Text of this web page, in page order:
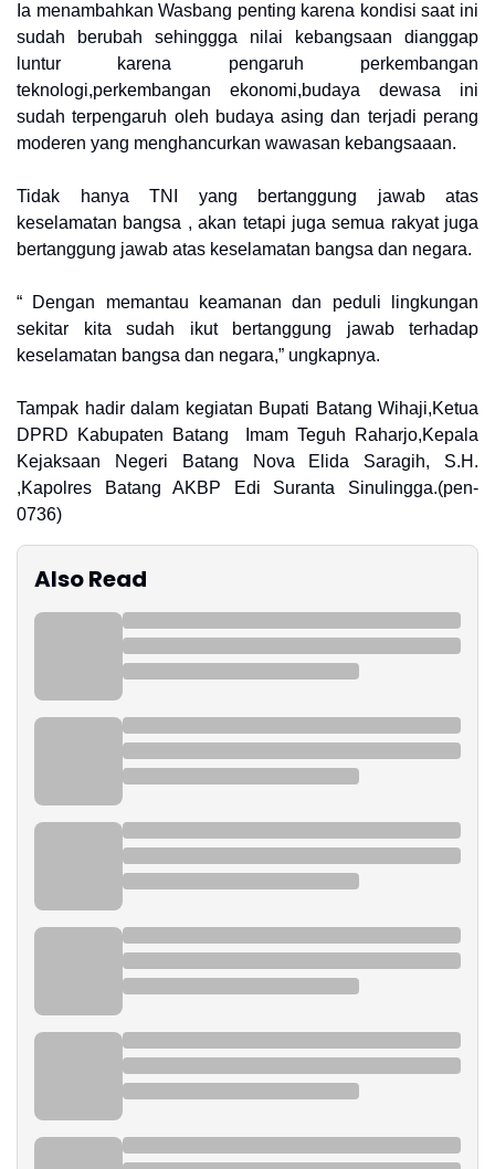
Ia menambahkan Wasbang penting karena kondisi saat ini
sudah berubah sehinggga nilai kebangsaan dianggap
luntur karena pengaruh perkembangan
teknologi,perkembangan ekonomi,budaya dewasa ini
sudah terpengaruh oleh budaya asing dan terjadi perang
moderen yang menghancurkan wawasan kebangsaaan.
Tidak hanya TNI yang bertanggung jawab atas
keselamatan bangsa , akan tetapi juga semua rakyat juga
bertanggung jawab atas keselamatan bangsa dan negara.
“ Dengan memantau keamanan dan peduli lingkungan
sekitar kita sudah ikut bertanggung jawab terhadap
keselamatan bangsa dan negara,” ungkapnya.
Tampak hadir dalam kegiatan Bupati Batang Wihaji,Ketua
DPRD Kabupaten Batang Imam Teguh Raharjo,Kepala
Kejaksaan Negeri Batang Nova Elida Saragih, S.H.
,Kapolres Batang AKBP Edi Suranta Sinulingga.(pen-
0736)
Also Read